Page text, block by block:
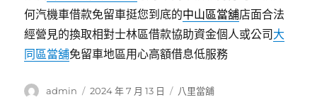
何汽機車借款免留車挺您到底的中山區當舖店面合法
經營見的換取相對士林區借款協助資金個人或公司 大
同區當舖免留車地區用心高額借息低服務
作
admin
發
2024 年 7 月 13 日
分
八里當舖